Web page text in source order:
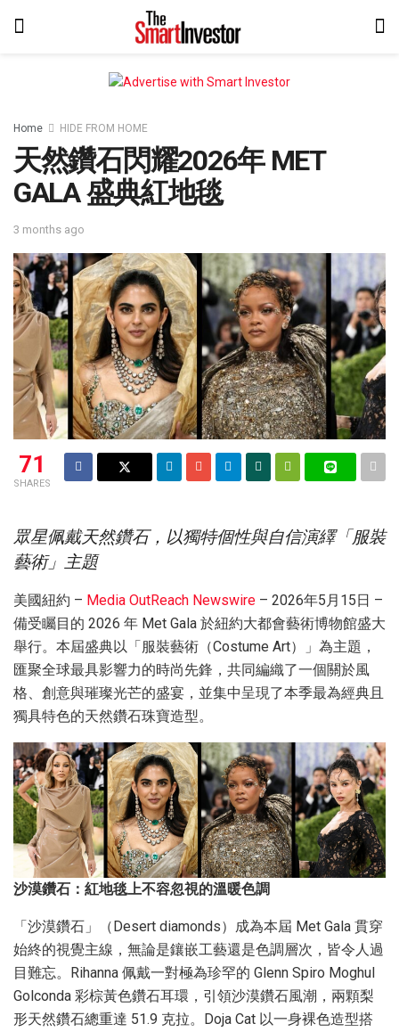
Home HIDE FROM HOME
天然鑽石閃耀2026年 MET
GALA 盛典紅地毯
3 months ago
71
SHARES
眾星佩戴天然鑽石，以獨特個性與自信演繹「服裝
藝術」主題
美國紐約 – Media OutReach Newswire – 2026年5月15日 –
備受矚目的 2026 年 Met Gala 於紐約大都會藝術博物館盛大
舉行。本屆盛典以「服裝藝術（Costume Art）」為主題，
匯聚全球最具影響力的時尚先鋒，共同編織了一個關於風
格、創意與璀璨光芒的盛宴，並集中呈現了本季最為經典且
獨具特色的天然鑽石珠寶造型。
沙漠鑽石：紅地毯上不容忽視的溫暖色調
「沙漠鑽石」（Desert diamonds）成為本屆 Met Gala 貫穿
始終的視覺主線，無論是鑲嵌工藝還是色調層次，皆令人過
目難忘。Rihanna 佩戴一對極為珍罕的 Glenn Spiro Moghul
Golconda 彩棕黃色鑽石耳環，引領沙漠鑽石風潮，兩顆梨
形天然鑽石總重達 51.9 克拉。Doja Cat 以一身裸色造型搭